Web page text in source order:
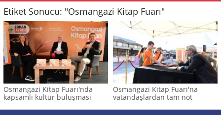
Etiket Sonucu: "Osmangazi Kitap Fuarı"
Osmangazi Kitap Fuarı'nda
kapsamlı kültür buluşması
Osmangazi Kitap Fuarı'na
vatandaşlardan tam not